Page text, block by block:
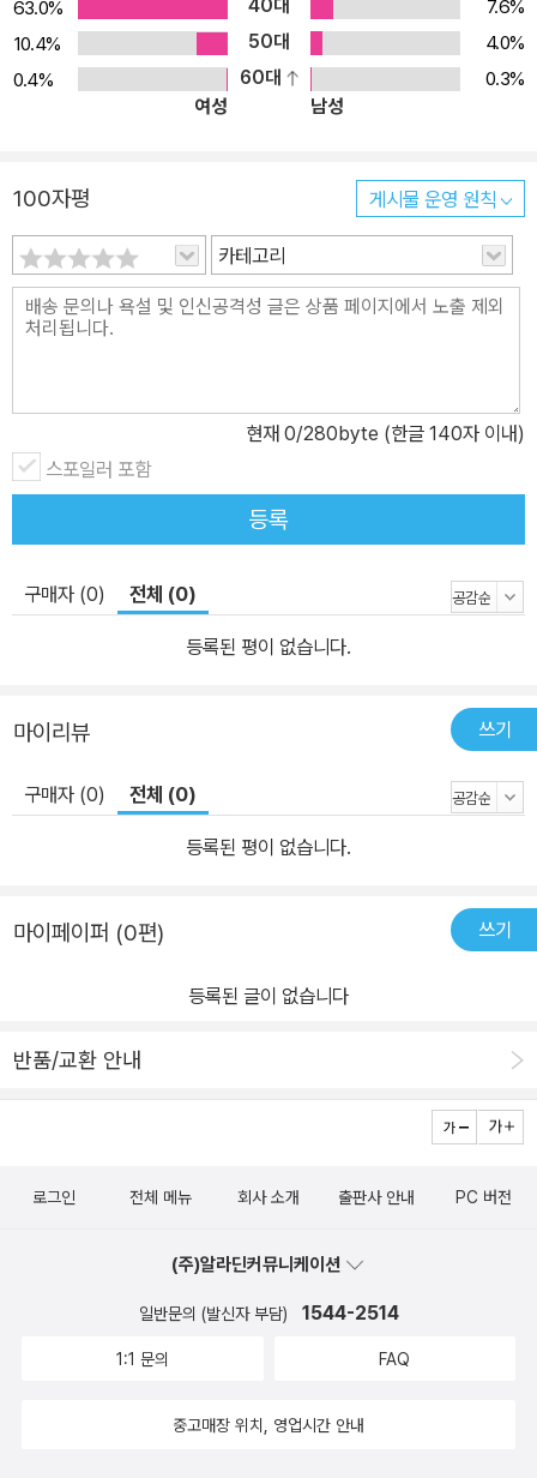
수 있습니다. 독해력의 바탕은 무엇일까요? 바로 어휘력입니다. 일단
모르는 단어가 나오면 문장을 100% 독해하기란 불가능합니다. 어휘
력을 높여야 독해력을 높일 수 있습니다. 시험에 꼭 필요한 필수 어휘
수 있도록’ 만들어졌습니다. 고등학교 교과서와 수능 기출문제 분석
을 토대로 학생들, 특히 고등학생들이 꼭 알아야할 필수 어휘 1000
개를 엄선, 수록하였습니다. 어원(語源)을 달아준 한자성어 200개
와 뜻풀이와 용례를 달아준 한자성어 200개, 교과 수업과 기출문제
등에서 자주 사용되는 속담 200개를 간추렸습니다. 뜻이 뻔해 누구
나 알고 있는 속담은 생략했습니다. 순우리말 및 관용구 200개, 한자
또한 혼동하기 쉬운 한자말, 대립어, 반의어 등이 일목요연하게 정리
되어 있습니다. 색인 작업이 잘 되어 있기 때문에 모르는 단어를 쉽게
찾아볼 수 있습니다. 어휘력, 학습능력 뿐 아니라 사회생활도 좌우한
다. 한 사람이 구사하는 단어들을 통틀어 어휘라고 합니다. 어휘는 자
신의 의사를 다른 사람에게 전달하는 것은 물론, 타인을 설득시키며
영향을 줄 수 있는 매개체입니다. 따라서 많은 단어를 알고 있으면 그
만큼 자신의 생각을 분명하고 정확하게 표현해 낼 수 있을 뿐 아니라
사고력에서도 앞서갈 수 있습니다. 어휘력에서 앞선 사람이 학습능력
서 사회·경제적 조건이 비슷한 고등학교 두 학급을 대상으로 어휘력
실험을 했습니다. 한 학급은 정규 교과 과정만을 가르쳤고, 다른 학급
은 정규 과정 외에 어휘 학습 과정을 추가하여 가르쳤습니다. 학년 말
에 두 학급의 성적을 비교한 결과, 어휘 학습을 받은 학급이 그렇지 않
은 학급의 학생에 비해 전 과목의 성적이 월등히 높았습니다. 또 다른
박사가 직장에 다니고 있는 사람들을 대상으로 조사한 것입니다. 오
코너 박사는 경영 간부가 되기 위해 공부하고 있는 젊은 직장인 1만명
을 대상으로 어휘력 테스트를 실시했습니다. 결과는 놀라웠습니다. 5
반면, 하위 25%에 들었던 사람들 가운데 간부가 된 사람은 한 명도
들이 지니고 있는 공통적인 특징 가운데 하나가 그들은 정확한 어휘
를 사용하며 풍부한 어휘력을 지니고 있다는 사실”이라고 결론 내렸
습니다. 실제로 우리 주위에서도 풍부한 어휘력을 지닌 사람들은 인
있습니다. 아직 늦지 않았습니다. 지금이라도 매일 어휘력을 높이는
어휘]를 읽으십시오. 그리고 서로 문제를 내고 답을 풀어보십시오. 매
일 걷다보면 몸의 온도가 올라감에 따라 모르는 사이에 건강이 증진
되면서 학습능력이 고양되고 사회성이 높아지는 효과를 경험할 것입
63.0%
40대
7.6%
10.4%
50대
4.0%
0.4%
60대
0.3%
여성
남성
100자평 게시물 운영 원칙
카테고리
현재 0/280byte (한글 140자 이내)
스포일러 포함
등록
구매자 (0) 전체 (0)
등록된 평이 없습니다.
마이리뷰 쓰기
구매자 (0) 전체 (0)
등록된 평이 없습니다.
마이페이퍼 (0편) 쓰기
등록된 글이 없습니다
반품/교환 안내
로그인 전체 메뉴 회사 소개 출판사 안내 PC 버전
(주)알라딘커뮤니케이션
일반문의 (발신자 부담) 1544-2514
1:1 문의 FAQ
중고매장 위치, 영업시간 안내